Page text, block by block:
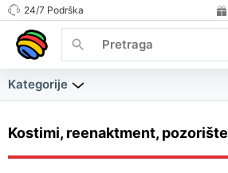
24/7 Podrška
Kategorije
Kostimi, reenaktment, pozorište